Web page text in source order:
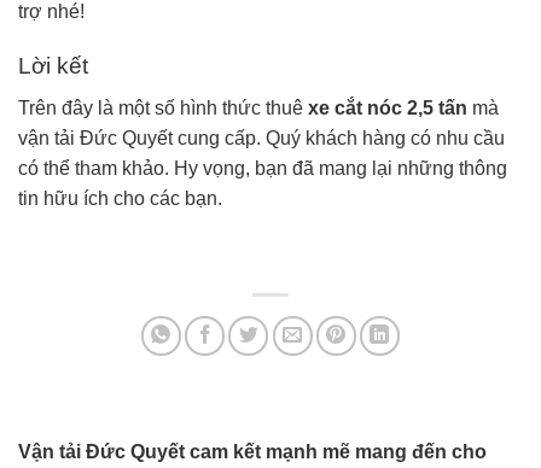
trợ nhé!
Lời kết
Trên đây là một số hình thức thuê xe cắt nóc 2,5 tấn mà
vận tải Đức Quyết cung cấp. Quý khách hàng có nhu cầu
có thể tham khảo. Hy vọng, bạn đã mang lại những thông
tin hữu ích cho các bạn.
Vận tải Đức Quyết cam kết mạnh mẽ mang đến cho